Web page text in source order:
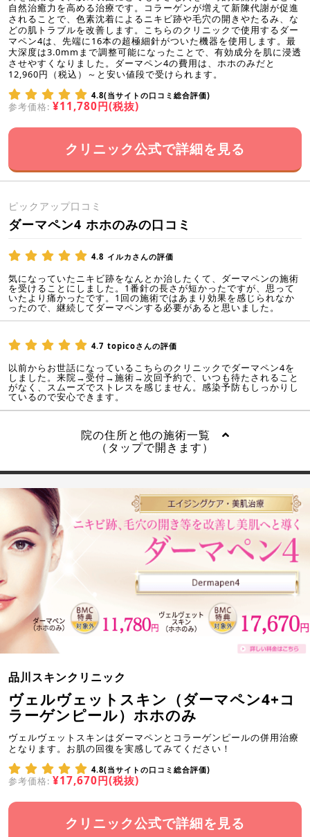
自然治癒力を高める治療です。コラーゲンが増えて新陳代謝が促進
されることで、色素沈着によるニキビ跡や毛穴の開きやたるみ、な
どの肌トラブルを改善します。こちらのクリニックで使用するダー
マペン4は、先端に16本の超極細針がついた機器を使用します。最
大深度は3.0mmまで調整可能になったことで、有効成分を肌に浸透
させやすくなりました。ダーマペン4の費用は、ホホのみだと
12,960円（税込）～と安い値段で受けられます。
4.8(当サイトの口コミ総合評価)
参考価格: ¥11,780円(税抜)
クリニック公式で詳細を見る
ピックアップ口コミ
ダーマペン4 ホホのみの口コミ
4.8 イルカさんの評価
気になっていたニキビ跡をなんとか治したくて、ダーマペンの施術
を受けることにしました。1番針の長さが短かったですが、思って
いたより痛かったです。1回の施術ではあまり効果を感じられなか
ったので、継続してダーマペンする必要があると思いました。
4.7 topicoさんの評価
以前からお世話になっているこちらのクリニックでダーマペン4を
しました。来院→受付→施術→次回予約で、いつも待たされること
がなく、スムーズでストレスを感じません。感染予防もしっかりし
ているので安心できます。
院の住所と他の施術一覧
（タップで開きます）
品川スキンクリニック
ヴェルヴェットスキン（ダーマペン4+コ
ラーゲンピール）ホホのみ
ヴェルヴェットスキンはダーマペンとコラーゲンピールの併用治療
となります。お肌の回復を実感してみてください！
4.8(当サイトの口コミ総合評価)
参考価格: ¥17,670円(税抜)
クリニック公式で詳細を見る